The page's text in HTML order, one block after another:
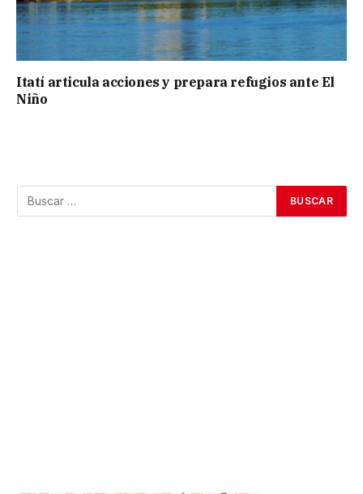
Itatí articula acciones y prepara refugios ante El
Niño